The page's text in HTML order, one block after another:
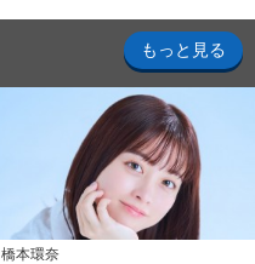
もっと見る
橋本環奈